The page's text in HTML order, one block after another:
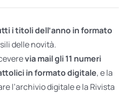
i titoli dell’anno in formato
delle novità.
via mail gli 11 numeri
in formato digitale, e la
l’archivio digitale e la Rivista